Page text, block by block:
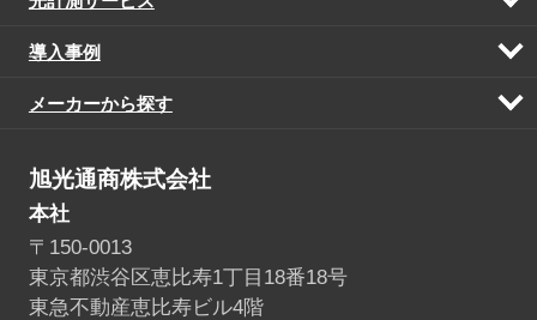
導入事例
開
メーカーから探す
開
旭光通商株式会社
本社
〒150-0013
東京都渋谷区恵比寿1丁目18番18号
東急不動産恵比寿ビル4階